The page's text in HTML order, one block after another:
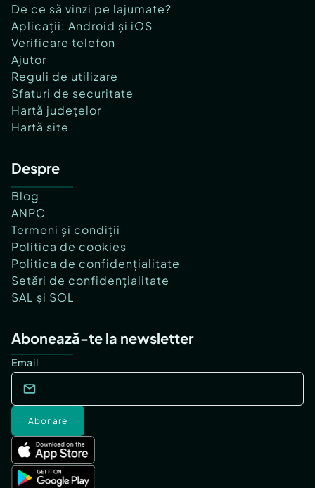
De ce să vinzi pe lajumate?
Aplicații: Android și iOS
Verificare telefon
Ajutor
Reguli de utilizare
Sfaturi de securitate
Hartă județelor
Hartă site
Despre
Blog
ANPC
Termeni și condiții
Politica de cookies
Politica de confidențialitate
Setări de confidențialitate
SAL și SOL
Abonează-te la newsletter
Email
Abonare